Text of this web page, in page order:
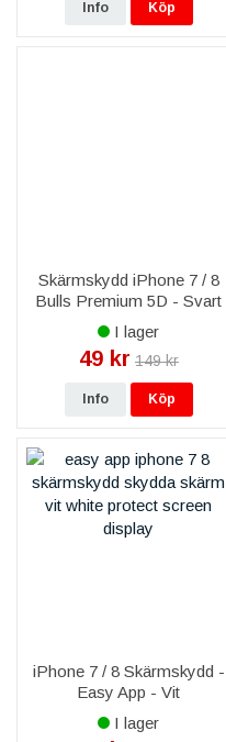
Info Köp
Skärmskydd iPhone 7 / 8
Bulls Premium 5D - Svart
I lager
49 kr 149 kr
Info Köp
iPhone 7 / 8 Skärmskydd -
Easy App - Vit
I lager